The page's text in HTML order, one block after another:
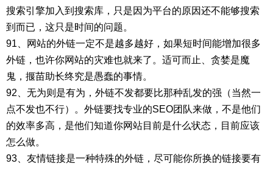
搜索引擎加入到搜索库，只是因为平台的原因还不能够搜索
到而已，这只是时间的问题。
91、网站的外链一定不是越多越好，如果短时间能增加很多
外链，也许你网站的灾难也就来了。适可而止、贪婪是魔
鬼，揠苗助长终究是愚蠢的事情。
92、无为则是有为，外链不发都要比那种乱发的强（当然一
点不发也不行）。外链要找专业的SEO团队来做，不是他们
的效率多高，是他们知道你网站目前是什么状态，目前应该
怎么做。
93、友情链接是一种特殊的外链，尽可能你所换的链接要有